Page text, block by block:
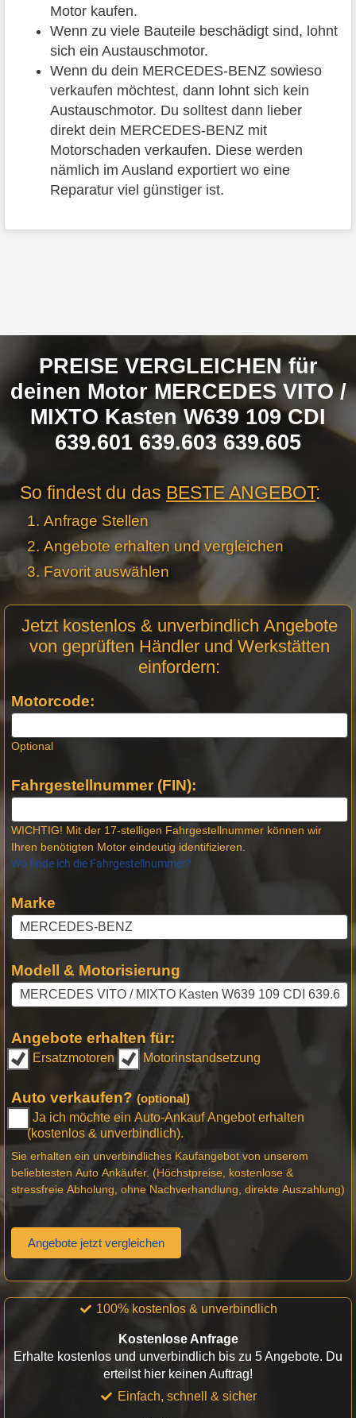
Motor kaufen.
Wenn zu viele Bauteile beschädigt sind, lohnt
sich ein Austauschmotor.
Wenn du dein MERCEDES-BENZ sowieso
verkaufen möchtest, dann lohnt sich kein
Austauschmotor. Du solltest dann lieber
direkt dein MERCEDES-BENZ mit
Motorschaden verkaufen. Diese werden
nämlich im Ausland exportiert wo eine
Reparatur viel günstiger ist.
PREISE VERGLEICHEN für
deinen Motor MERCEDES VITO /
MIXTO Kasten W639 109 CDI
639.601 639.603 639.605
So findest du das BESTE ANGEBOT:
Anfrage Stellen
Angebote erhalten und vergleichen
Favorit auswählen
Anfrage
Stellen -
Jetzt kostenlos & unverbindlich Angebote
von geprüften Händler und Werkstätten
einfordern:
Motorcode:
Optional
Fahrgestellnummer (FIN):
WICHTIG! Mit der 17-stelligen Fahrgestellnummer können wir
Ihren benötigten Motor eindeutig identifizieren.
Wo finde ich die Fahrgestellnummer?
Marke
Modell & Motorisierung
Angebote erhalten für:
Ersatzmotoren Motorinstandsetzung
Auto verkaufen? (optional)
Ja ich möchte ein Auto-Ankauf Angebot erhalten
(kostenlos & unverbindlich).
Sie erhalten ein unverbindliches Kaufangebot von unserem
beliebtesten Auto Ankäufer. (Höchstpreise, kostenlose &
stressfreie Abholung, ohne Nachverhandlung, direkte Auszahlung)
Angebote jetzt vergleichen
100% kostenlos & unverbindlich
Kostenlose Anfrage
Erhalte kostenlos und unverbindlich bis zu 5 Angebote. Du
erteilst hier keinen Auftrag!
Einfach, schnell & sicher